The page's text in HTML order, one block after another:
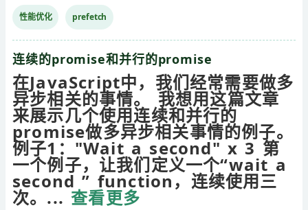
性能优化 prefetch
连续的promise和并行的promise
在JavaScript中，我们经常需要做多
异步相关的事情。 我想用这篇文章
来展示几个使用连续和并行的
promise做多异步相关事情的例子。
例子1："Wait a second" x 3 第
一个例子，让我们定义一个“wait a
second ” function，连续使用三
次。...查看更多